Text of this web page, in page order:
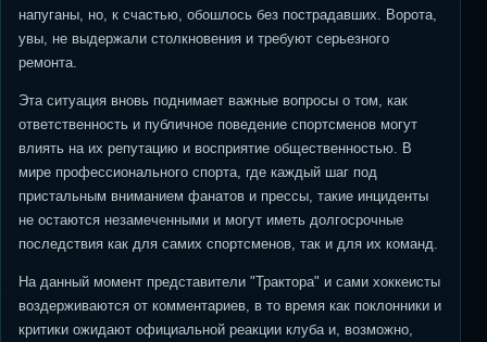
напуганы, но, к счастью, обошлось без пострадавших. Ворота,
увы, не выдержали столкновения и требуют серьезного
ремонта.
Эта ситуация вновь поднимает важные вопросы о том, как
ответственность и публичное поведение спортсменов могут
влиять на их репутацию и восприятие общественностью. В
мире профессионального спорта, где каждый шаг под
пристальным вниманием фанатов и прессы, такие инциденты
не остаются незамеченными и могут иметь долгосрочные
последствия как для самих спортсменов, так и для их команд.
На данный момент представители "Трактора" и сами хоккеисты
воздерживаются от комментариев, в то время как поклонники и
критики ожидают официальной реакции клуба и, возможно,